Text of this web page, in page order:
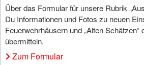
Über das Formular für unsere Rubrik
Du Informationen und Fotos zu neuen
Feuerwehrhäusern und „Alten
übermitteln.
Zum Formular